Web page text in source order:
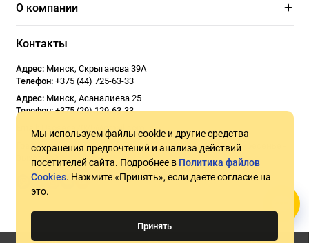
Мы используем файлы cookie и другие средства
сохранения предпочтений и анализа действий
посетителей сайта. Подробнее в Политика файлов
Cookies. Нажмите «Принять», если даете согласие на
это.
Принять
О компании
Контакты
Адрес: Минск, Скрыганова 39А
Телефон: +375 (44) 725-63-33
Адрес: Минск, Асаналиева 25
Телефон: +375 (29) 129-63-33
Email:
Usoseda2020@gmail.com
График работы: ПН - ПТ 9:00 - 18:00 СБ 10:00 - 17:00 Воскресенье -